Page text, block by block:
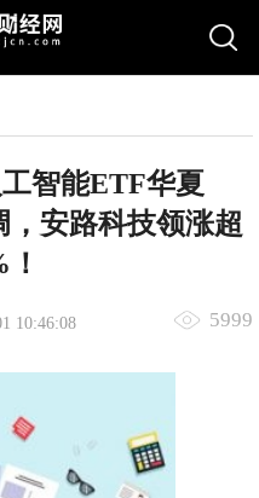
智能ETF华夏
，安路科技领涨超
10:46:08 5999